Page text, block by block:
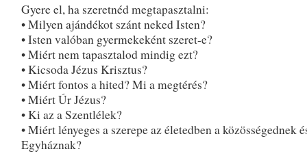
Gyere el, ha szeretnéd megtapasztalni:
• Milyen ajándékot szánt neked Isten?
• Isten valóban gyermekeként szeret-e?
• Miért nem tapasztalod mindig ezt?
• Kicsoda Jézus Krisztus?
• Miért fontos a hited? Mi a megtérés?
• Miért Úr Jézus?
• Ki az a Szentlélek?
• Miért lényeges a szerepe az életedben a közösségednek
Egyháznak?